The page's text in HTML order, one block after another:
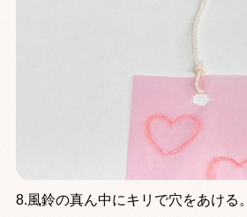
8.風鈴の真ん中にキリで穴をあける。